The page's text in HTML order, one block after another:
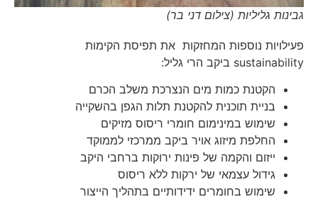
גבינות גליליות (צילום דני בר)
פעילויות נוספות המחזקות את תפיסת הקימות
sustainability ביקב הרי גליל:
הקטנת כמות מים הנצרכת משלב הכרם
בניית תוכנית להקטנת תלות הגפן בהשקייה
שימוש במינימום חומרי ריסוס מזיקים
החלפת מיזוג אויר ביקב ממרכזי לממוקד
ייזום והקמה של פינות ירוקות ברחבי היקב
גידול עצמאי של ירקות ללא ריסוס
שימוש בחומרים ידידותיים בתהליך הייצור